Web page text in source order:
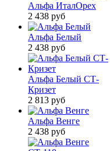
Альфа ИталОрех
2 438 руб
Альфа Белый
2 438 руб
Альфа Белый СТ-
Кризет
2 813 руб
Альфа Венге
2 438 руб